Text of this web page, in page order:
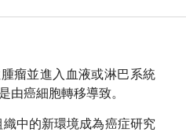
瘤並進入血液或淋巴系統
癌細胞轉移導致。
中的新環境成為癌症研究